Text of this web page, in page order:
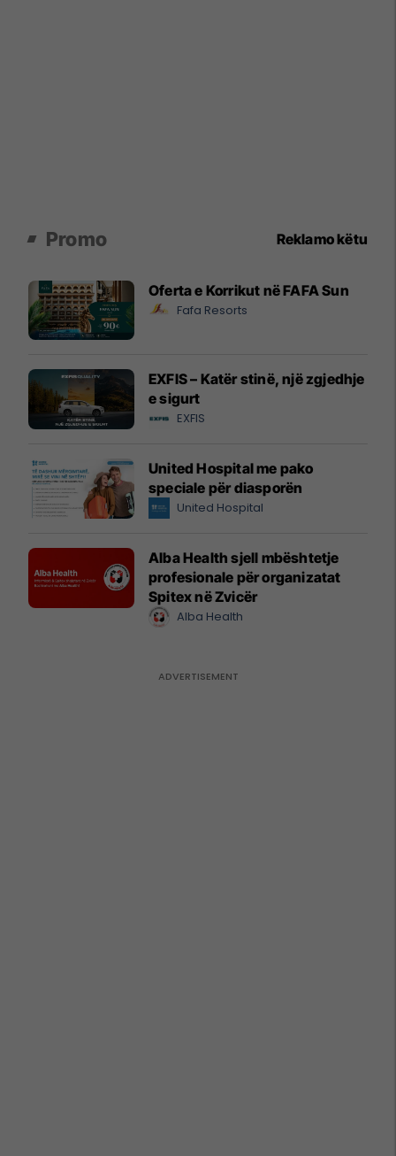
Promo Reklamo këtu
Oferta e Korrikut në FAFA Sun
Fafa Resorts
EXFIS – Katër stinë, një zgjedhje
e sigurt
EXFIS
United Hospital me pako
speciale për diasporën
United Hospital
Alba Health sjell mbështetje
profesionale për organizatat
Spitex në Zvicër
Alba Health